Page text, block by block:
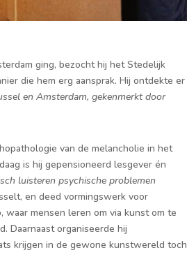
ging, bezocht hij het Stedelijk
die hem erg aansprak. Hij ontdekte er
en Amsterdam, gekenmerkt door
van de melancholie in het
is hij gepensioneerd lesgever én
luisteren psychische problemen
en deed vormingswerk voor
mensen leren om via kunst om te
Daarnaast organiseerde hij
krijgen in de gewone kunstwereld toch